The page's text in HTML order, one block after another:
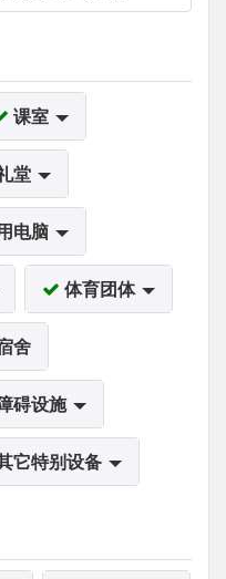
课室
堂
电脑
体育团体
舍
碍设施
它特别设备